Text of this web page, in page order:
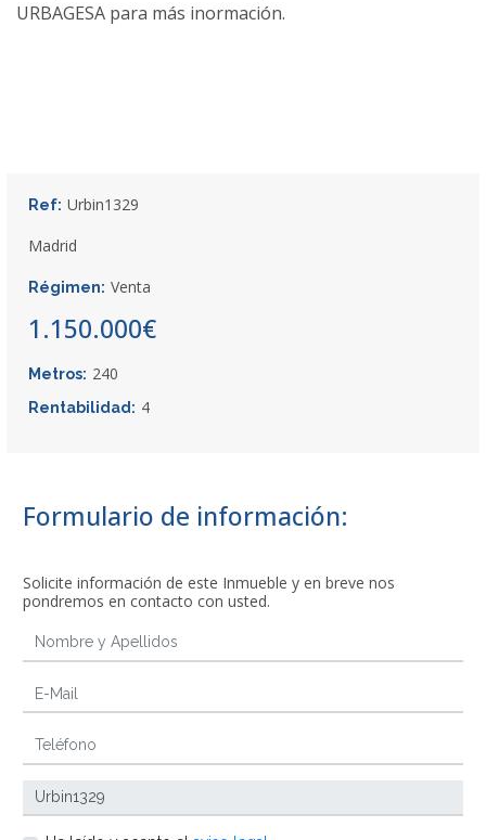
URBAGESA para más inormación.
Ref: Urbin1329
Madrid
Régimen: Venta
1.150.000€
Metros: 240
Rentabilidad: 4
Formulario de información:
Solicite información de este Inmueble y en breve nos
pondremos en contacto con usted.